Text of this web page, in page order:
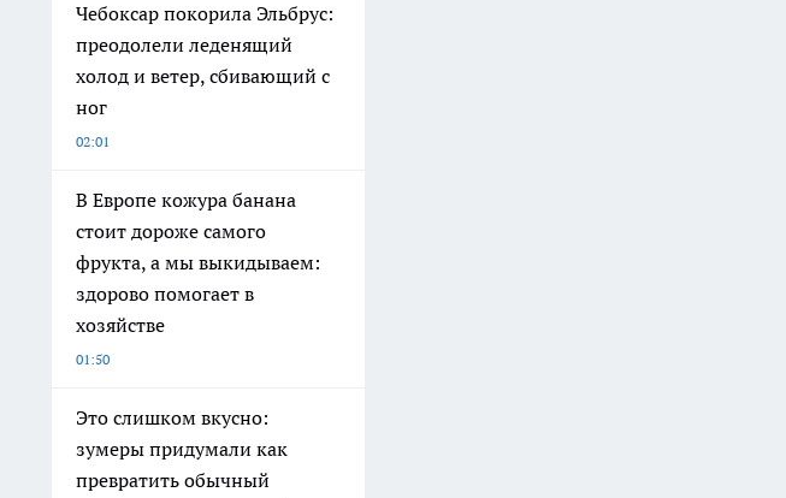
Чебоксар покорила Эльбрус:
преодолели леденящий
холод и ветер, сбивающий с
ног
02:01
В Европе кожура банана
стоит дороже самого
фрукта, а мы выкидываем:
здорово помогает в
хозяйстве
01:50
Это слишком вкусно:
зумеры придумали как
превратить обычный